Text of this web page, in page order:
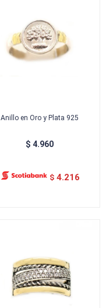
Anillo en Oro y Plata 925
$ 4.960
$ 4.216